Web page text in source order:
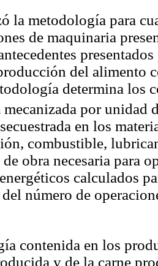
la metodología para
de maquinaria
del alimento
determina los
mecanizada por unidad
en los
combustible,
obra necesaria para
calculados
número de
contenida en los
y de la carne